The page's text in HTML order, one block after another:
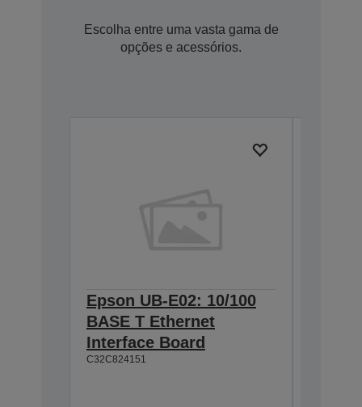
Escolha entre uma vasta gama de
opções e acessórios.
Epson UB-E02: 10/100
BASE T Ethernet
Interface Board
C32C824151